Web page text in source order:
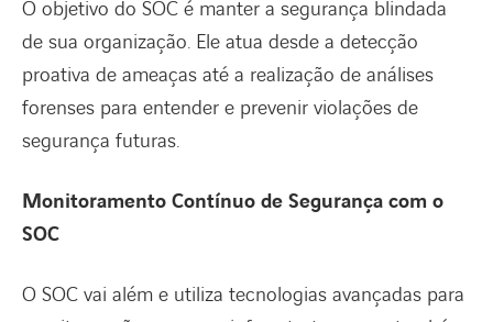
O objetivo do SOC é manter a segurança blindada
de sua organização. Ele atua desde a detecção
proativa de ameaças até a realização de análises
forenses para entender e prevenir violações de
segurança futuras.
Monitoramento Contínuo de Segurança com o
SOC
O SOC vai além e utiliza tecnologias avançadas para